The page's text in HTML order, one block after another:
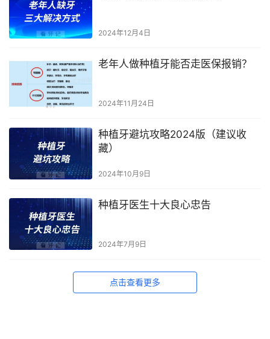
2024年12月4日
老年人做种植牙能否走医保报销？
2024年11月24日
种植牙避坑攻略2024版（建议收
藏）
2024年10月9日
种植牙医生十大良心忠告
2024年7月9日
点击查看更多